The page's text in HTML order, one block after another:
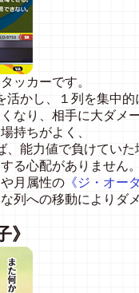
ッカーです。
活かし、１列を集中
なり、相手に大ダメ
持ちがよく、
、能力値で負けていた
る心配がありません
や月属性の 《ジ・オー
列への移動によりダ